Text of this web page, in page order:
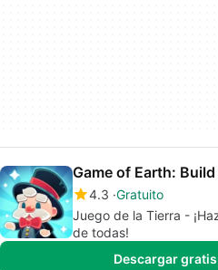
Game of Earth:
4.3 Gratuito
Juego de la Tierra -
de todas!
Descargar